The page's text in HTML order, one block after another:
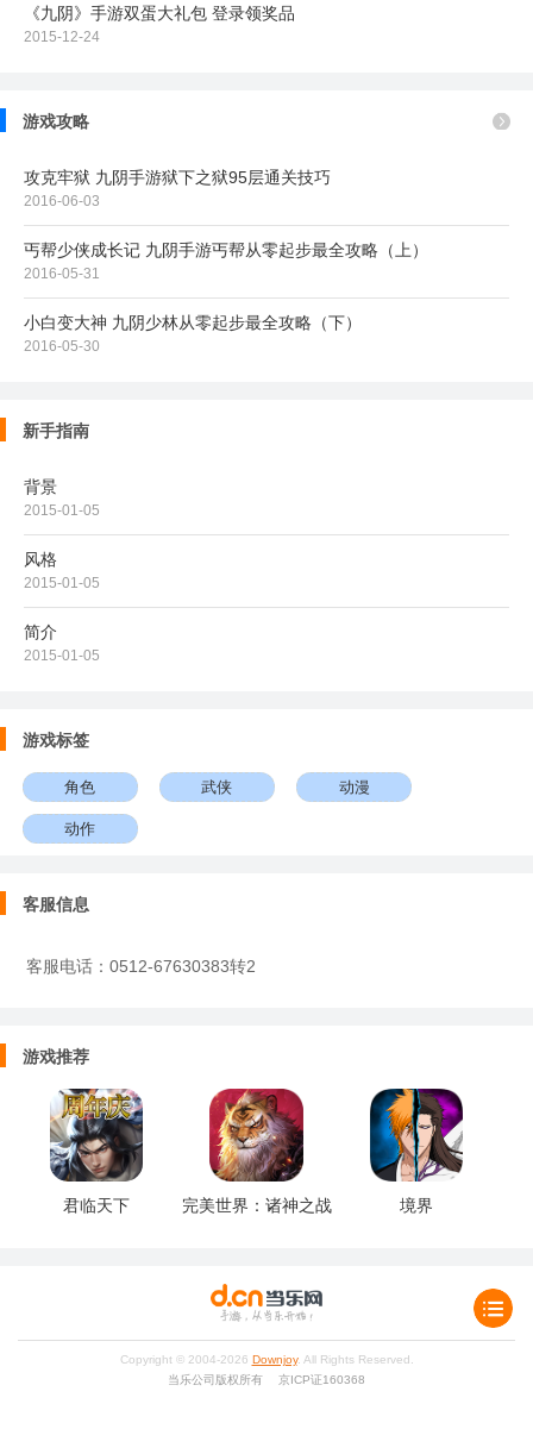
《九阴》手游双蛋大礼包 登录领奖品
2015-12-24
游戏攻略
攻克牢狱 九阴手游狱下之狱95层通关技巧
2016-06-03
丐帮少侠成长记 九阴手游丐帮从零起步最全攻略（上）
2016-05-31
小白变大神 九阴少林从零起步最全攻略（下）
2016-05-30
新手指南
背景
2015-01-05
风格
2015-01-05
简介
2015-01-05
游戏标签
角色 武侠 动漫
动作
客服信息
客服电话：0512-67630383转2
游戏推荐
君临天下 完美世界：诸神之战 境界
Copyright © 2004-2026 Downjoy. All Rights Reserved.
当乐公司版权所有 京ICP证160368